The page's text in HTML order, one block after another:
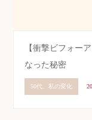
【衝撃ビフォー
なった秘密
50代、私の変化